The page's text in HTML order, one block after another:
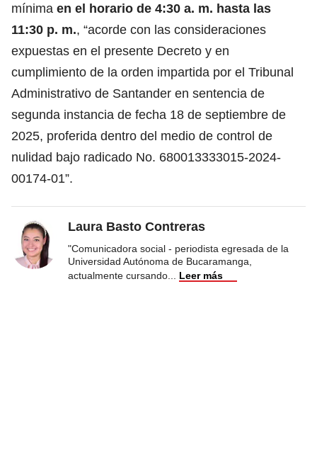
mínima en el horario de 4:30 a. m. hasta las
11:30 p. m., “acorde con las consideraciones
expuestas en el presente Decreto y en
cumplimiento de la orden impartida por el Tribunal
Administrativo de Santander en sentencia de
segunda instancia de fecha 18 de septiembre de
2025, proferida dentro del medio de control de
nulidad bajo radicado No. 680013333015-2024-
00174-01”.
Laura Basto Contreras
"Comunicadora social - periodista egresada de la
Universidad Autónoma de Bucaramanga,
actualmente cursando
Leer más